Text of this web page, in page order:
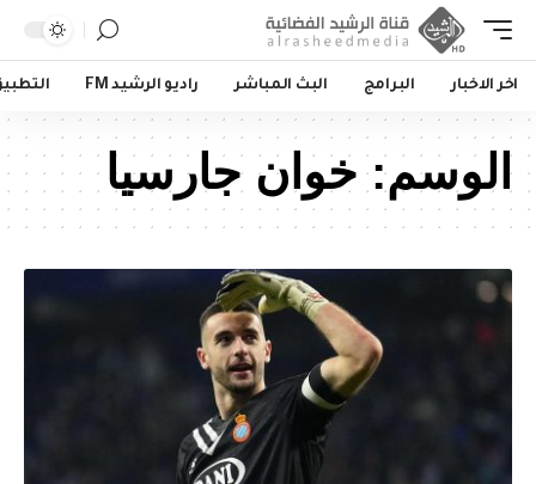
اخر الاخبار البرامج البث المباشر راديو الرشيد FM
الوسم:خوان جارسيا